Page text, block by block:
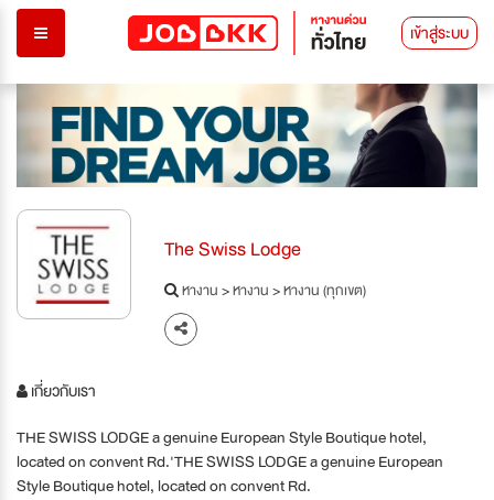
เข้าสู่ระบบ
The Swiss Lodge
หางาน>หางาน>หางาน (ทุกเขต)
เกี่ยวกับเรา
THE SWISS LODGE a genuine European Style Boutique hotel,
located on convent Rd.'THE SWISS LODGE a genuine European
Style Boutique hotel, located on convent Rd.